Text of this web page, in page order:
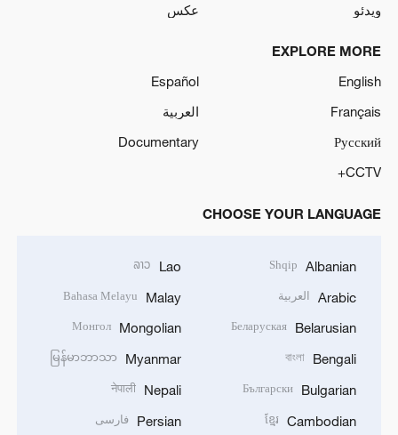
ویدئو
عکس
EXPLORE MORE
English
Español
Français
العربية
Русский
Documentary
CCTV+
CHOOSE YOUR LANGUAGE
Albanian
Shqip
Arabic العربية
Belarusian
Беларуская
Bengali
বাংলা
Bulgarian
Български
Cambodian
ខ្មែរ
Lao
ລາວ
Malay
Bahasa Melayu
Mongolian
Монгол
Myanmar
မြန်မာဘာသာ
Nepali
नेपाली
Persian فارسی